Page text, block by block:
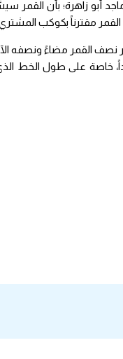
أبو زاهرة؛ بأن
المشتري؛ عملاق النظام
نصف القمر مضاءً
خاصة على طول الخط الذي